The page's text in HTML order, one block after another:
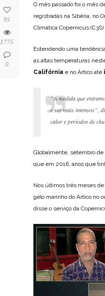
O mês passado foi o mês
registradas na Sibéria, no
Climática Copernicus
Estendendo uma
as altas temperaturas
Califórnia e no Ártico até
“À medida que
e ser mais intensos”,
calor e períodos de
Globalmente, setembro
que em 2016, anos que
Nos últimos três meses
gelo marinho do Ártico no
disse o serviço da
95
1775
0